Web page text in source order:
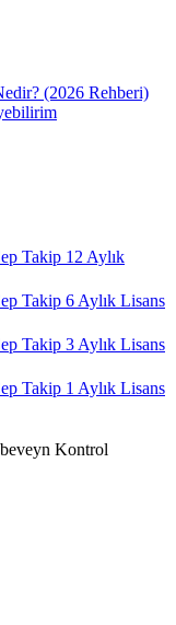
(2026 Rehberi)
Takip 12 Aylık
Takip 6 Aylık Lisans
Takip 3 Aylık Lisans
Takip 1 Aylık Lisans
Kontrol